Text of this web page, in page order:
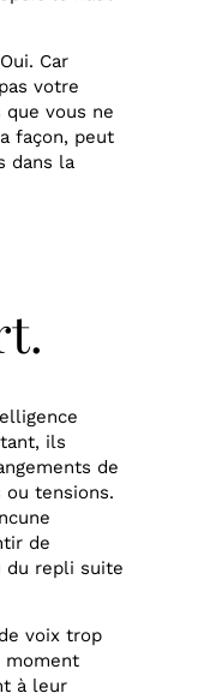
Car
votre
vous ne
façon, peut
dans la
ils
de
ou tensions.
de
du repli suite
voix trop
moment
à leur